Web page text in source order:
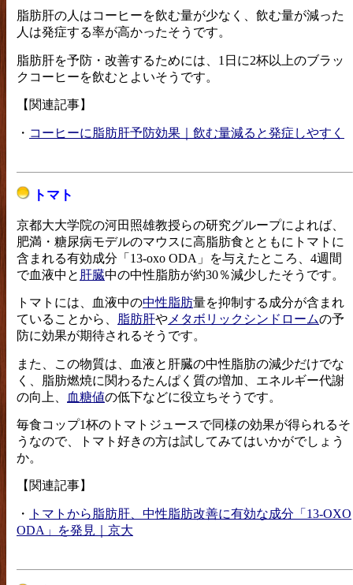
脂肪肝の人はコーヒーを飲む量が少なく、飲む量が減った
人は発症する率が高かったそうです。
脂肪肝を予防・改善するためには、1日に2杯以上のブラッ
クコーヒーを飲むとよいそうです。
【関連記事】
・ コーヒーに脂肪肝予防効果｜飲む量減ると発症しやすく
トマト
京都大大学院の河田照雄教授らの研究グループによれば、
肥満・糖尿病モデルのマウスに高脂肪食とともにトマトに
含まれる有効成分「13-oxo ODA」を与えたところ、4週間
で血液中と 肝臓中の中性脂肪が約30％減少したそうです。
トマトには、血液中の中性脂肪量を抑制する成分が含まれ
ていることから、
脂肪肝や メタボリックシンドロームの予
防に効果が期待されるそうです。
また、この物質は、血液と肝臓の中性脂肪の減少だけでな
く、脂肪燃焼に関わるたんぱく質の増加、エネルギー代謝
の向上、
血糖値の低下などに役立ちそうです。
毎食コップ1杯のトマトジュースで同様の効果が得られるそ
うなので、トマト好きの方は試してみてはいかがでしょう
か。
【関連記事】
・
トマトから脂肪肝、中性脂肪改善に有効な成分「13-OXO
ODA」を発見｜京大